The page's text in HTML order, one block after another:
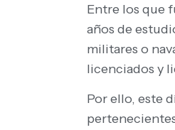
Entre los que
años de
militares o
licenciados y
Por ello, este